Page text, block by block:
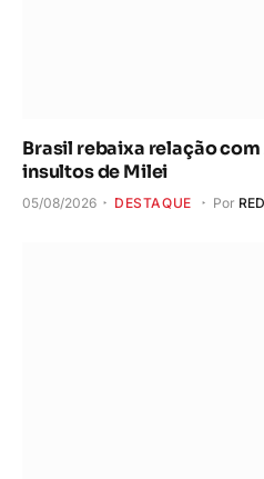
Brasil rebaixa relação
insultos de Milei
05/08/2026 DESTAQUE Por